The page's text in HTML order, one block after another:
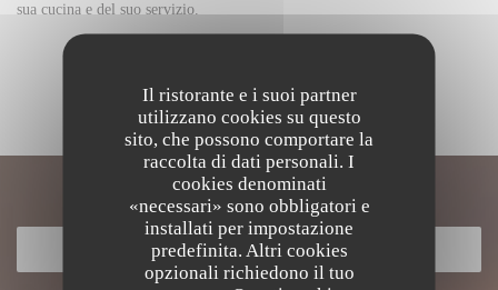
Il ristorante e i suoi partner
utilizzano cookies su questo
sito, che possono comportare la
raccolta di dati personali. I
cookies denominati
«necessari» sono obbligatori e
installati per impostazione
predefinita. Altri cookies
opzionali richiedono il tuo
sua cucina e del suo servizio.
Scopri la nostra carta
SCOPRI LA NOSTRA CARTA